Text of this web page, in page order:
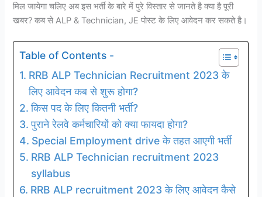
मिल जायेगा चलिए अब इस भर्ती के बारे में पुरे विस्तार से जानते है क्या है पूरी
खबर? कब से ALP & Technician, JE पोस्ट के लिए आवेदन कर सकते है।
Table of Contents -
RRB ALP Technician Recruitment 2023 के
लिए आवेदन कब से शुरू होगा?
किस पद के लिए कितनी भर्ती?
पुराने रेलवे कर्मचारियों को क्या फायदा होगा?
Special Employment drive के तहत आएगी भर्ती
RRB ALP Technician recruitment 2023
syllabus
RRB ALP recruitment 2023 के लिए आवेदन कैसे